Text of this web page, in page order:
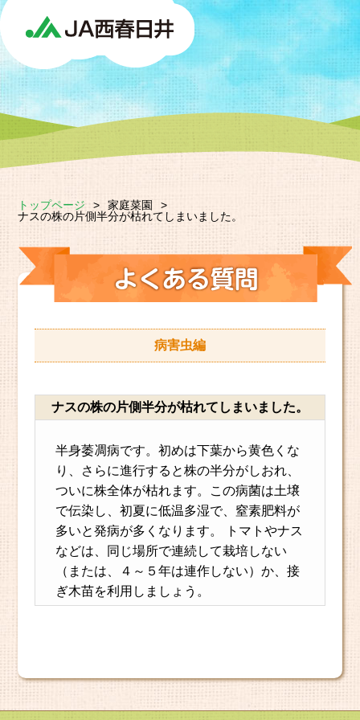
トップページ > 家庭菜園
>
ナスの株の片側半分が枯れてしまいました。
病害虫編
ナスの株の片側半分が枯れてしまいました。
半身萎凋病です。初めは下葉から黄色くな
り、さらに進行すると株の半分がしおれ、
ついに株全体が枯れます。この病菌は土壌
で伝染し、初夏に低温多湿で、窒素肥料が
多いと発病が多くなります。 トマトやナス
などは、同じ場所で連続して栽培しない
（または、４～５年は連作しない）か、接
ぎ木苗を利用しましょう。